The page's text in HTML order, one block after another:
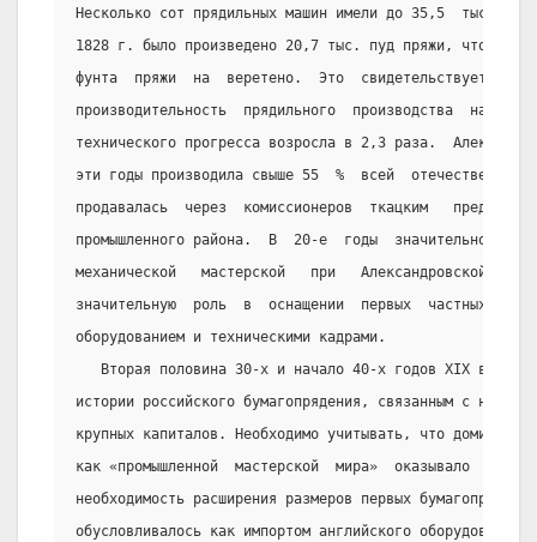
Несколько сот прядильных машин имели до 35,5  тыс.
1828 г. было произведено 20,7 тыс. пуд пряжи, что
фунта  пряжи  на  веретено.  Это  свидетельствует,
производительность  прядильного  производства  на
технического прогресса возросла в 2,3 раза.
эти годы производила свыше 55  %  всей
продавалась  через  комиссионеров  ткацким
промышленного района.  В  20-е  годы  значительно
механической   мастерской   при   Александровской
значительную  роль  в  оснащении  первых  частных
оборудованием и техническими кадрами.
Вторая половина 30-х и начало 40-х годов XIX в.
истории российского бумагопрядения, связанным с
крупных капиталов. Необходимо учитывать, что
как «промышленной  мастерской  мира»  оказывало
необходимость расширения размеров первых
обусловливалось как импортом английского